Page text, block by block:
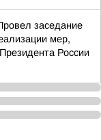
заседание
мер,
России